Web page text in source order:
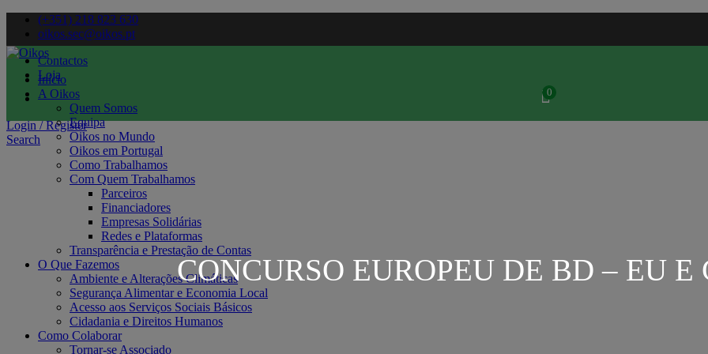
(+351) 218 823 630
oikos.sec@oikos.pt
Contactos
Loja
0
Login / Register
Search
Início
A Oikos
Quem Somos
Equipa
Oikos no Mundo
Oikos em Portugal
Como Trabalhamos
Com Quem Trabalhamos
Parceiros
Financiadores
Empresas Solidárias
Redes e Plataformas
Transparência e Prestação de Contas
O Que Fazemos
Ambiente e Alterações Climáticas
Segurança Alimentar e Economia Local
Acesso aos Serviços Sociais Básicos
Cidadania e Direitos Humanos
Como Colaborar
Tornar-se Associado
CONCURSO EUROPEU DE BD – EU